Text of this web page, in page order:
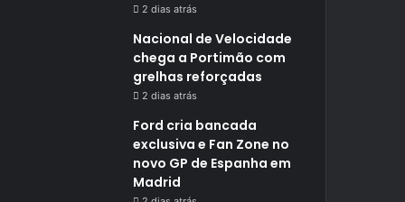
2 dias atrás
Nacional de Velocidade
chega a Portimão com
grelhas reforçadas
2 dias atrás
Ford cria bancada
exclusiva e Fan Zone no
novo GP de Espanha em
Madrid